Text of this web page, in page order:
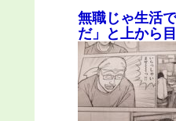
無職じゃ生活
だ」と上から